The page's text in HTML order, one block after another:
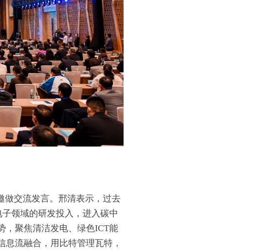
做交流发言。邢清表示，过去
领域的研发投入，进入碳中
，聚焦清洁发电、绿色ICT能
流融合，用比特管理瓦特，